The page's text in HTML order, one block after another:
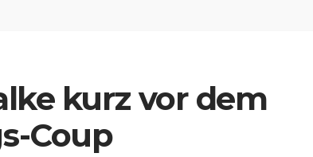
kurz vor dem
Coup